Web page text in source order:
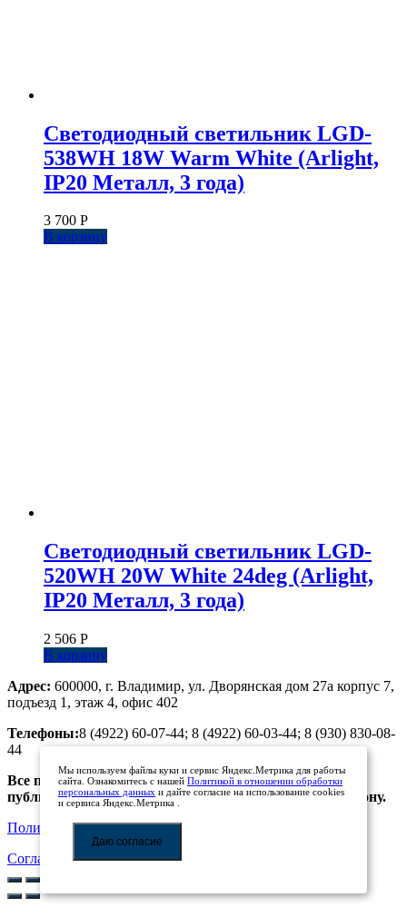
Светодиодный светильник LGD-
538WH 18W Warm White (Arlight,
IP20 Металл, 3 года)
3 700 Р
В корзину
Светодиодный светильник LGD-
520WH 20W White 24deg (Arlight,
IP20 Металл, 3 года)
2 506 Р
В корзину
Адрес: 600000, г. Владимир, ул. Дворянская дом 27а корпус 7,
подъезд 1, этаж 4, офис 402
Телефоны:8 (4922) 60-07-44; 8 (4922) 60-03-44; 8 (930) 830-08-
44
Все предложения, размещенные на сайте, не являются
публичной офертой. Просьба уточнять цены по телефону.
Политика обработки персональных данных
Соглашение на обработку персональных данных
Мы используем файлы куки и сервис Яндекс.Метрика для работы
сайта. Ознакомитесь с нашей Политикой в отношении обработки
персональных данных и дайте согласие на использование cookies
и сервиса Яндекс.Метрика .
Даю согласие